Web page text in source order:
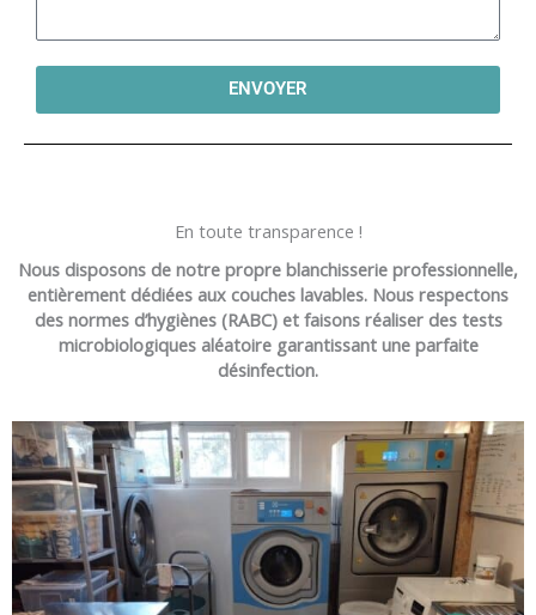
ENVOYER
En toute transparence !
Nous disposons de notre propre blanchisserie professionnelle,
entièrement dédiées aux couches lavables. Nous respectons
des normes d’hygiènes (RABC) et faisons réaliser des tests
microbiologiques aléatoire garantissant une parfaite
désinfection.